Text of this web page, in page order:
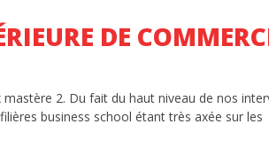
DE
2. Du fait du haut niveau de nos
business school étant très axée sur les